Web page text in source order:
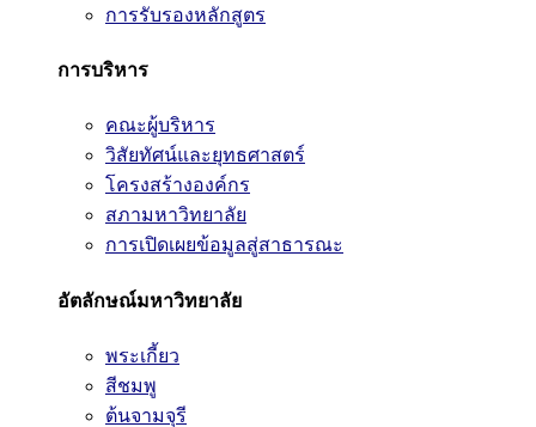
การรับรองหลักสูตร
การบริหาร
คณะผู้บริหาร
วิสัยทัศน์และยุทธศาสตร์
โครงสร้างองค์กร
สภามหาวิทยาลัย
การเปิดเผยข้อมูลสู่สาธารณะ
อัตลักษณ์มหาวิทยาลัย
พระเกี้ยว
สีชมพู
ต้นจามจุรี